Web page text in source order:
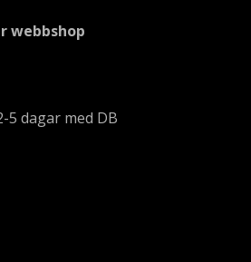
webbshop
5 dagar med DB